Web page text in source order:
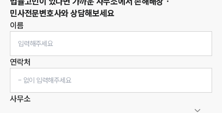
민사전문변호사와 상담해보세요
이름
연락처
사무소